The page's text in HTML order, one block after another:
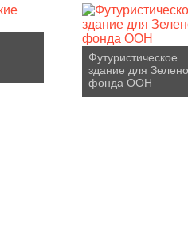
Футуристическое
здание для
фонда ООН